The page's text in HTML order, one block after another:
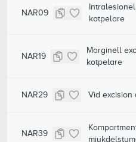
NAR09
kotpelare
NAR19
Marginell
kotpelare
NAR29 Vid excision
NAR39